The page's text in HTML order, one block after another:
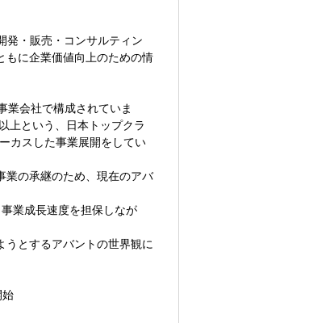
くれるパートナーがいない
ます。
行します。
く教育・体制面のアドバイザ
改善～実行のコンサルティン
発・販売・コンサルティン
もに企業価値向上のための情
業会社で構成されていま
上という、日本トップクラ
カスした事業展開をしてい
業の承継のため、現在のアバ
業成長速度を担保しなが
うとするアバントの世界観に
始